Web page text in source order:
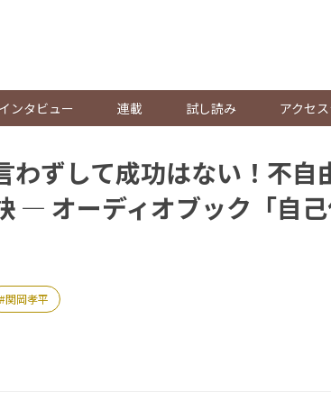
インタビュー 連載 試し読み アクセ
わずして成功はない！不自
― オーディオブック「自
関岡孝平